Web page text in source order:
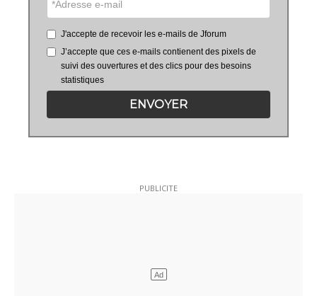
J'accepte de recevoir les e-mails de Jforum
J’accepte que ces e-mails contienent des pixels de
suivi des ouvertures et des clics pour des besoins
statistiques
ENVOYER